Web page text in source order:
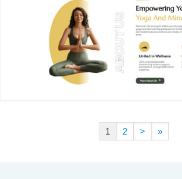
1 2 > »